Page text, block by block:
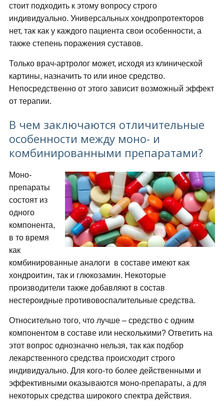
стоит подходить к этому вопросу строго
индивидуально. Универсальных хондропротекторов
нет, так как у каждого пациента свои особенности, а
также степень поражения суставов.
Только врач-артролог может, исходя из клинической
картины, назначить то или иное средство.
Непосредственно от этого зависит возможный эффект
от терапии.
В чем заключаются отличительные
особенности между моно- и
комбинированными препаратами?
Моно-
препараты
состоят из
одного
компонента,
в то время
как
комбинированные аналоги в составе имеют как
хондроитин, так и глюкозамин. Некоторые
производители также добавляют в состав
нестероидные противовоспалительные средства.
Относительно того, что лучше – средство с одним
компонентом в составе или несколькими? Ответить на
этот вопрос однозначно нельзя, так как подбор
лекарственного средства происходит строго
индивидуально. Для кого-то более действенными и
эффективными оказываются моно-препараты, а для
некоторых средства широкого спектра действия.